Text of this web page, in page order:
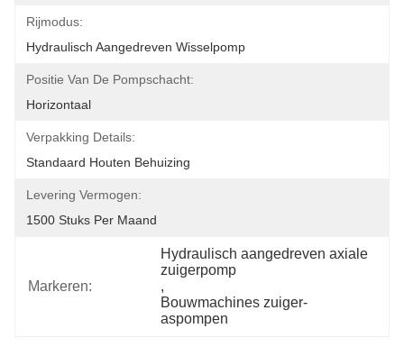
Rijmodus:
Hydraulisch Aangedreven Wisselpomp
Positie Van De Pompschacht:
Horizontaal
Verpakking Details:
Standaard Houten Behuizing
Levering Vermogen:
1500 Stuks Per Maand
Markeren:
Hydraulisch aangedreven axiale
zuigerpomp
,
Bouwmachines zuiger-
aspompen